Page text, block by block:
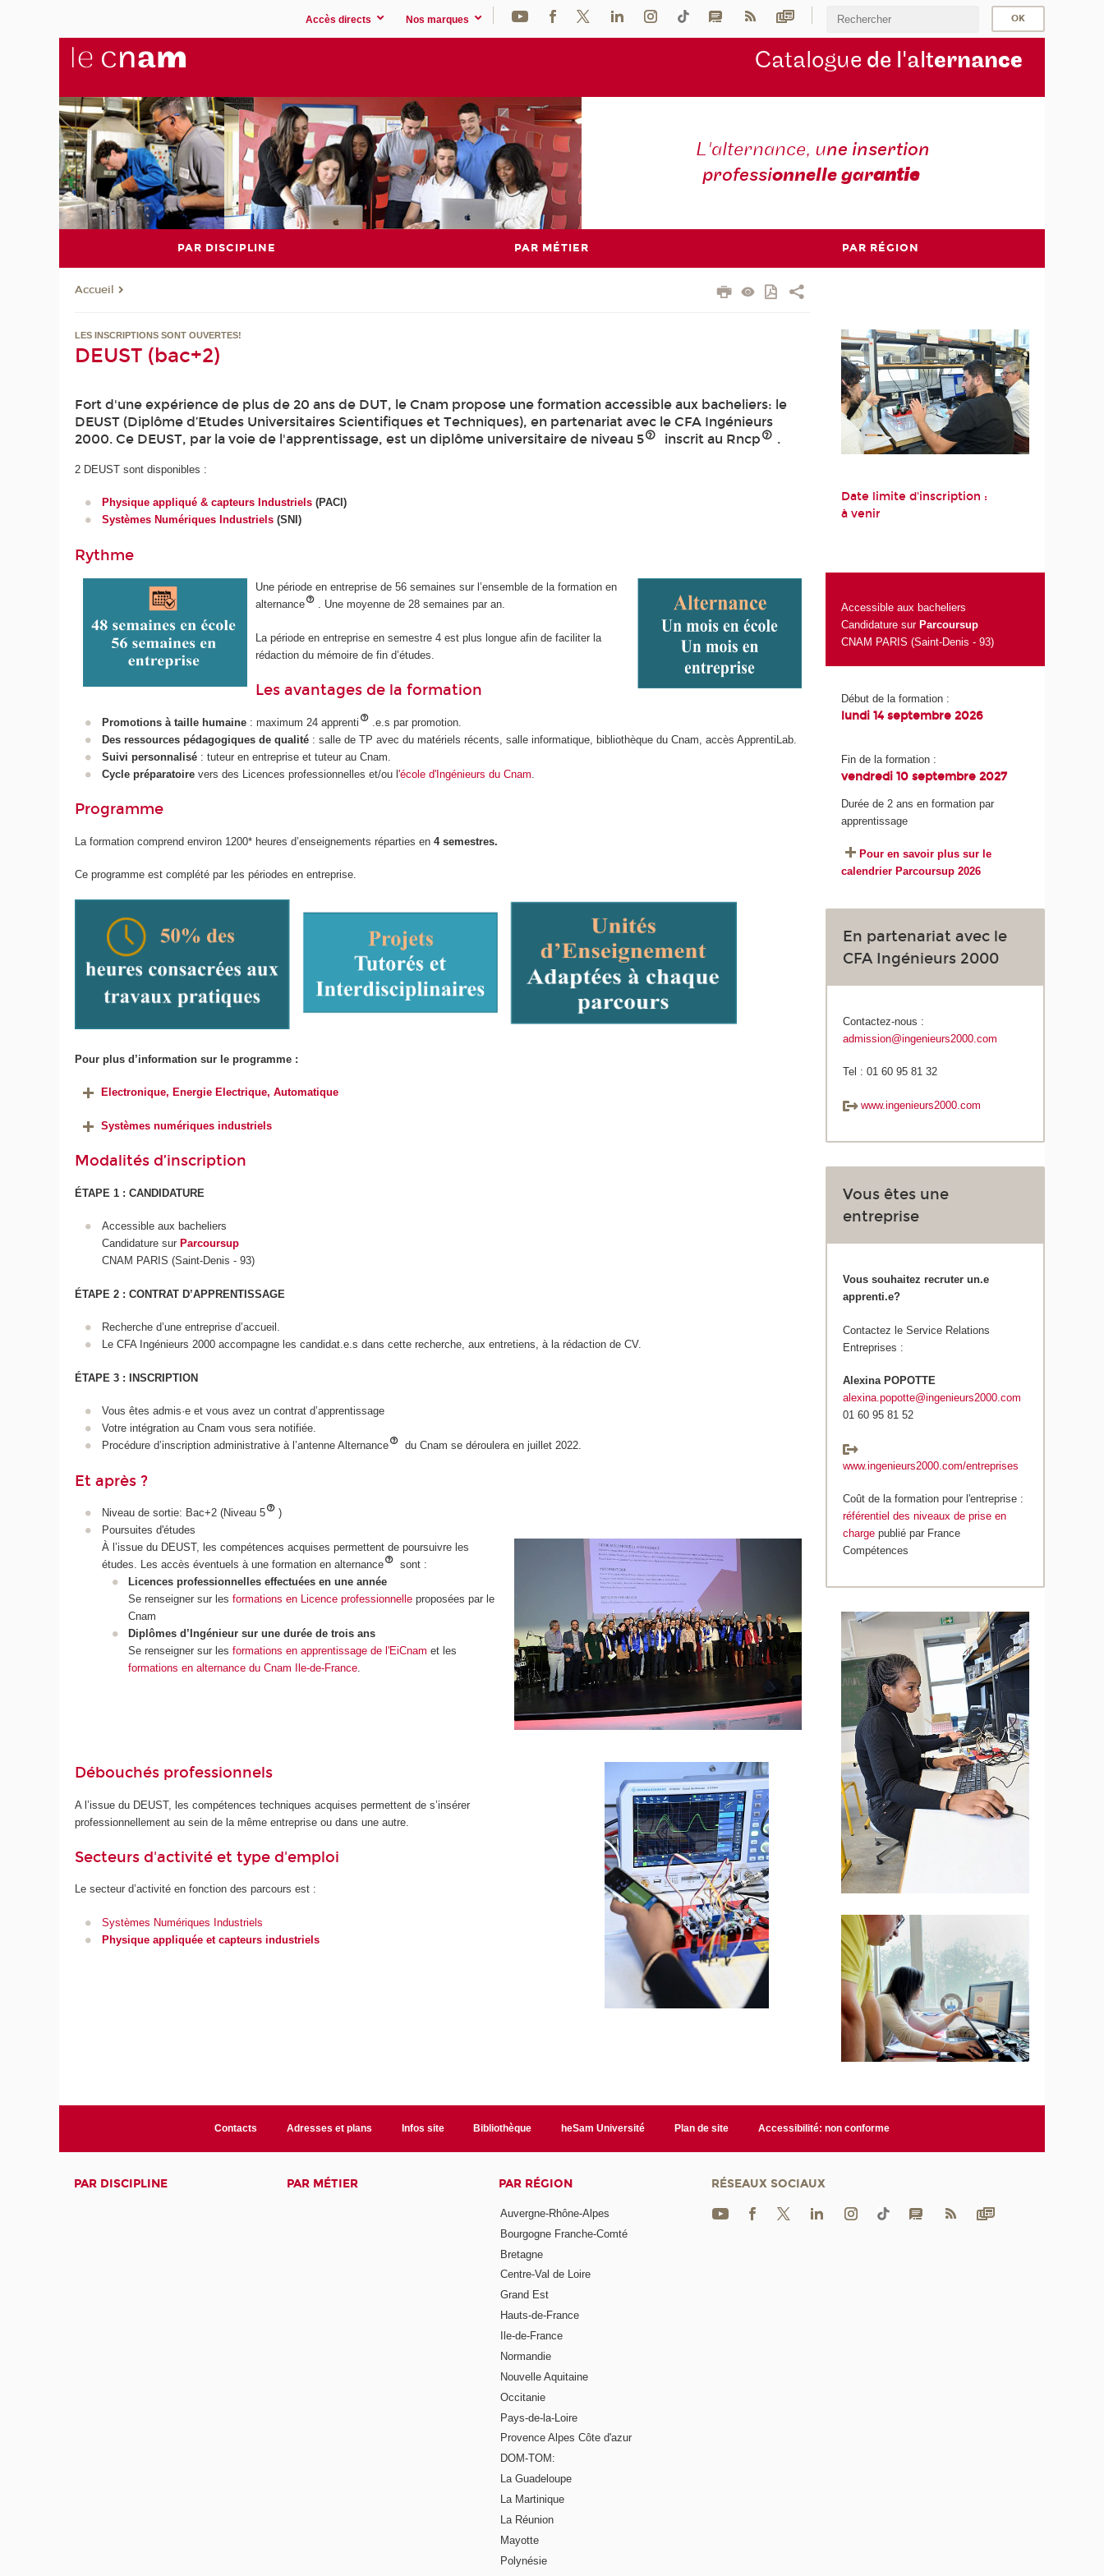
Accès directs Nos marques
Catalogue de l'alternance
L'alternance, une insertion
professionnelle garantie
PAR DISCIPLINE PAR MÉTIER PAR RÉGION
Accueil
LES INSCRIPTIONS SONT OUVERTES!
DEUST (bac+2)
Fort d'une expérience de plus de 20 ans de DUT, le Cnam propose une formation accessible aux bacheliers: le
DEUST (Diplôme d’Etudes Universitaires Scientifiques et Techniques), en partenariat avec le CFA Ingénieurs
2000. Ce DEUST, par la voie de l'apprentissage, est un diplôme universitaire de niveau 5
inscrit au Rncp .
2 DEUST sont disponibles :
Physique appliqué & capteurs Industriels(PACI)
Systèmes Numériques Industriels(SNI)
Rythme
Une période en entreprise de 56 semaines sur l’ensemble de la formation en
alternance
. Une moyenne de 28 semaines par an.
La période en entreprise en semestre 4 est plus longue afin de faciliter la
rédaction du mémoire de fin d’études.
Les avantages de la formation
Promotions à taille humaine: maximum 24 apprenti
.e.s par promotion.
Des ressources pédagogiques de qualité: salle de TP avec du matériels récents, salle informatique, bibliothèque du Cnam, accès ApprentiLab.
Suivi personnalisé : tuteur en entreprise et tuteur au Cnam.
Cycle préparatoirevers des Licences professionnelles et/ou l'école d'Ingénieurs du Cnam
Programme
La formation comprend environ 1200* heures d’enseignements réparties en4 semestres.
Ce programme est complété par les périodes en entreprise.
Pour plus d’information sur le programme :
Electronique, Energie Electrique, Automatique
Systèmes numériques industriels
Modalités d’inscription
ÉTAPE 1 : CANDIDATURE
Accessible aux bacheliers
Candidature sur Parcoursup
CNAM PARIS (Saint-Denis - 93)
ÉTAPE 2 : CONTRAT D’APPRENTISSAGE
Recherche d’une entreprise d’accueil.
Le CFA Ingénieurs 2000 accompagne les candidat.e.s dans cette recherche, aux entretiens, à la rédaction de CV.
ÉTAPE 3 : INSCRIPTION
Vous êtes admis·e et vous avez un contrat d’apprentissage
Votre intégration au Cnam vous sera notifiée.
Procédure d’inscription administrative à l’antenne Alternance
du Cnam se déroulera en juillet 2022.
Et après ?
Niveau de sortie: Bac+2 (Niveau 5
)
Poursuites d'études
À l’issue du DEUST, les compétences acquises permettent de poursuivre les
études. Les accès éventuels à une formation en alternance
sont :
Licences professionnelles effectuées en une année
Se renseigner sur lesformations en Licence professionnelle proposées par le
Cnam
Diplômes d’Ingénieur sur une durée de trois ans
Se renseigner sur lesformations en apprentissage de l'EiCnam et les
formations en alternance du Cnam Ile-de-France.
Débouchés professionnels
A l’issue du DEUST, les compétences techniques acquises permettent de s’insérer
professionnellement au sein de la même entreprise ou dans une autre.
Secteurs d'activité et type d'emploi
Le secteur d’activité en fonction des parcours est :
Systèmes Numériques Industriels
Physique appliquée et capteurs industriels
Date limite d'inscription :
à venir
Accessible aux bacheliers
Candidature sur Parcoursup
CNAM PARIS (Saint-Denis - 93)
Début de la formation :
lundi 14 septembre 2026
Fin de la formation :
vendredi 10 septembre 2027
Durée de 2 ans en formation par
apprentissage
Pour en savoir plus sur le
calendrier Parcoursup 2026
En partenariat avec le
CFA Ingénieurs 2000
Contactez-nous :
admission@ingenieurs2000.com
Tel : 01 60 95 81 32
www.ingenieurs2000.com
Vous êtes une
entreprise
Vous souhaitez recruter un.e
apprenti.e?
Contactez le Service Relations
Entreprises :
Alexina POPOTTE
alexina.popotte@ingenieurs2000.com
01 60 95 81 52
www.ingenieurs2000.com/entreprises
Coût de la formation pour l'entreprise :
référentiel des niveaux de prise en
charge publié par France
Compétences
Contacts Adresses et plans Infos site Bibliothèque heSam Université Plan de site Accessibilité: non conforme
PAR DISCIPLINE PAR MÉTIER PAR RÉGION
Auvergne-Rhône-Alpes
Bourgogne Franche-Comté
Bretagne
Centre-Val de Loire
Grand Est
Hauts-de-France
Ile-de-France
Normandie
Nouvelle Aquitaine
Occitanie
Pays-de-la-Loire
Provence Alpes Côte d'azur
DOM-TOM:
La Guadeloupe
La Martinique
La Réunion
Mayotte
Polynésie
RÉSEAUX SOCIAUX